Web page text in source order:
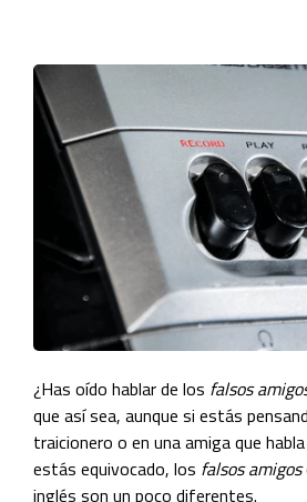
¿Has oído hablar de los falsos
que así sea, aunque si estás
traicionero o en una amiga que
estás equivocado, los falsos amigos
inglés son un poco diferentes.